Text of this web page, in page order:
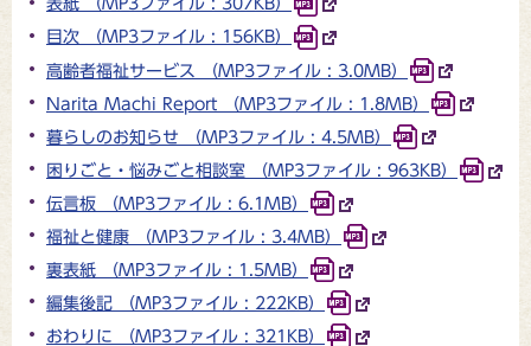
表紙 （MP3ファイル : 307KB）
目次 （MP3ファイル : 156KB）
高齢者福祉サービス （MP3ファイル : 3.0MB）
Narita Machi Report （MP3ファイル : 1.8MB）
暮らしのお知らせ （MP3ファイル : 4.5MB）
困りごと・悩みごと相談室 （MP3ファイル : 963KB）
伝言板 （MP3ファイル : 6.1MB）
福祉と健康 （MP3ファイル : 3.4MB）
裏表紙 （MP3ファイル : 1.5MB）
編集後記 （MP3ファイル : 222KB）
おわりに （MP3ファイル : 321KB）